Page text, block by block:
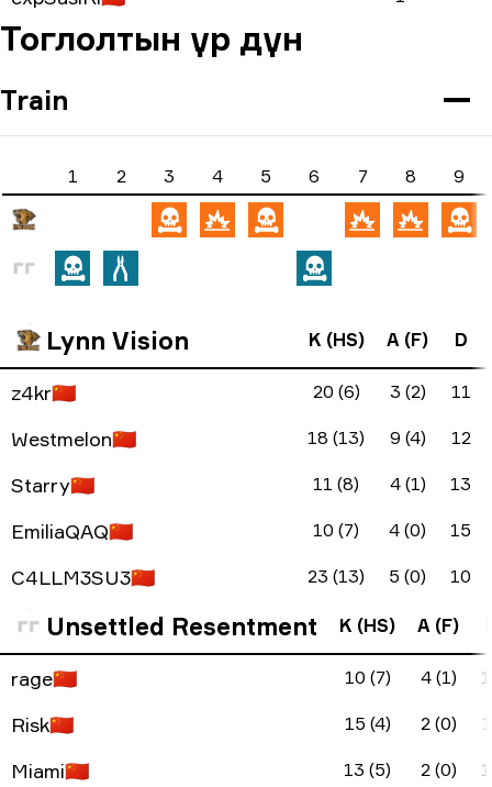
Тоглолтын үр дүн
Train
1 2 3 4 5 6 7 8 9
Lynn Vision K (HS) A (F) D
z4kr🇨🇳 20 (6) 3 (2) 11
Westmelon🇨🇳 18 (13) 9 (4) 12
Starry🇨🇳 11 (8) 4 (1) 13
EmiliaQAQ🇨🇳 10 (7) 4 (0) 15
C4LLM3SU3🇨🇳 23 (13) 5 (0) 10
Unsettled Resentment K (HS) A (F)
rage🇨🇳 10 (7) 4 (1)
Risk🇨🇳 15 (4) 2 (0)
Miami🇨🇳 13 (5) 2 (0)